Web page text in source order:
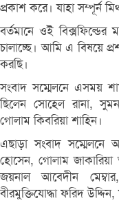
প্রকাশ করে। যাহা সম্পূর্ন
বর্তমানে ওই
চালাচ্ছে। আমি এ বিষয়ে
করছি।
সংবাদ সম্মেলনে এসময়
ছিলেন সোহেল রানা,
গোলাম কিবরিয়া শাহিন।
এছাড়া সংবাদ সম্মেলনে
হোসেন, গোলাম
জয়নাল আবেদীন
বীরমুক্তিযোদ্ধা ফরিদ